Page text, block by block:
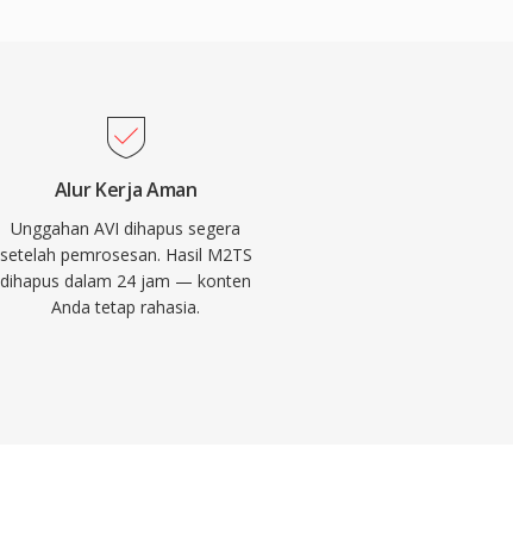
Alur Kerja Aman
Unggahan AVI dihapus segera
setelah pemrosesan. Hasil M2TS
dihapus dalam 24 jam — konten
Anda tetap rahasia.